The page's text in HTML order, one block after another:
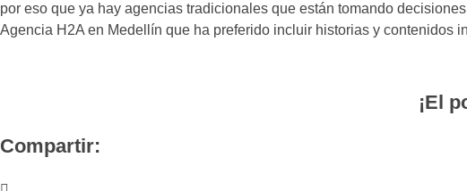
por eso que ya hay agencias tradicionales que están tomando
Agencia H2A en Medellín que ha preferido incluir historias y contenidos
¡El
Compartir: